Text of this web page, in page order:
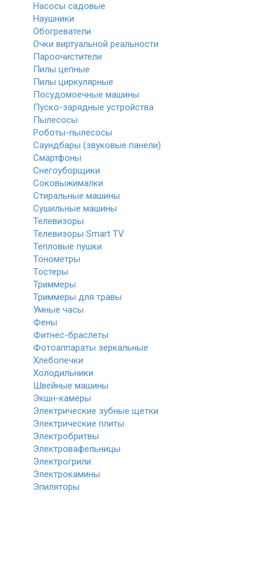
Насосы садовые
Наушники
Обогреватели
Очки виртуальной реальности
Пароочистители
Пилы цепные
Пилы циркулярные
Посудомоечные машины
Пуско-зарядные устройства
Пылесосы
Роботы-пылесосы
Саундбары (звуковые панели)
Смартфоны
Снегоуборщики
Соковыжималки
Стиральные машины
Сушильные машины
Телевизоры
Телевизоры Smart TV
Тепловые пушки
Тонометры
Тостеры
Триммеры
Триммеры для травы
Умные часы
Фены
Фитнес-браслеты
Фотоаппараты зеркальные
Хлебопечки
Холодильники
Швейные машины
Экшн-камеры
Электрические зубные щетки
Электрические плиты
Электробритвы
Электровафельницы
Электрогрили
Электрокамины
Эпиляторы